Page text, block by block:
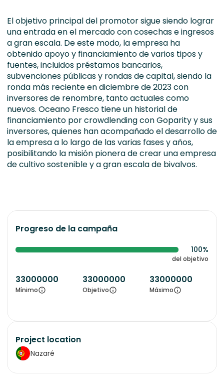
El objetivo principal del promotor sigue siendo lograr
una entrada en el mercado con cosechas e ingresos
a gran escala. De este modo, la empresa ha
obtenido apoyo y financiamiento de varios tipos y
fuentes, incluidos préstamos bancarios,
subvenciones públicas y rondas de capital, siendo la
ronda más reciente en diciembre de 2023 con
inversores de renombre, tanto actuales como
nuevos. Oceano Fresco tiene un historial de
financiamiento por crowdlending con Goparity y sus
inversores, quienes han acompañado el desarrollo de
la empresa a lo largo de las varias fases y años,
posibilitando la misión pionera de crear una empresa
de cultivo sostenible y a gran escala de bivalvos.
Progreso de la campaña
100%
del objetivo
33000000
Mínimo
33000000
Objetivo
33000000
Máximo
Project location
Nazaré